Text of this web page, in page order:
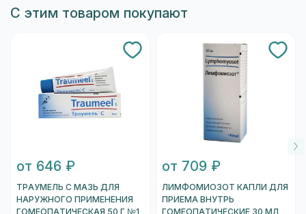
С этим товаром покупают
от 646 ₽
ТРАУМЕЛЬ С МАЗЬ ДЛЯ
НАРУЖНОГО ПРИМЕНЕНИЯ
ГОМЕОПАТИЧЕСКАЯ 50 Г №1
от 709 ₽
ЛИМФОМИОЗОТ КАПЛИ ДЛЯ
ПРИЕМА ВНУТРЬ
ГОМЕОПАТИЧЕСКИЕ 30 МЛ